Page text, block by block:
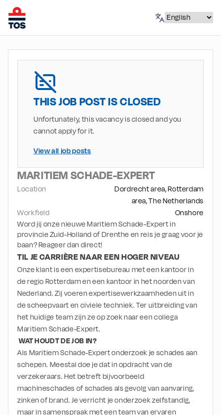
THIS JOB POST IS CLOSED
Unfortunately, this vacancy is closed and you
cannot apply for it.
View all job posts
MARITIEM SCHADE-EXPERT
Location
Dordrecht area, Rotterdam
area, The Netherlands
Workfield
Onshore
Word jij onze nieuwe Maritiem Schade-Expert in
provincie Zuid-Holland of Drenthe en reis je graag voor je
baan? Reageer dan direct!
TIL JE CARRIÈRE NAAR EEN HOGER NIVEAU
Onze klant is een expertisebureau met een kantoor in
de regio Rotterdam en een kantoor in het noorden van
Nederland. Zij voeren expertisewerkzaamheden uit in
de scheepvaart en civiele techniek. Ter uitbreiding van
het huidige team zijn ze op zoek naar een collega
Maritiem Schade-Expert.
WAT HOUDT DE JOB IN?
Als Maritiem Schade-Expert onderzoek je schades aan
schepen. Meestal doe je dat in opdracht van de
verzekeraars. Het betreft bijvoorbeeld
machineschades of schades als gevolg van aanvaring,
zinken of brand. Je verricht je onderzoek zelfstandig,
maar in samenspraak met een team van ervaren